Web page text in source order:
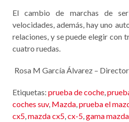
El cambio de marchas de
velocidades, además, hay uno
relaciones, y se puede elegir con
cuatro ruedas.
Rosa M García Álvarez –
Etiquetas: prueba de coche
coches suv, Mazda prueba el
cx5 mazda cx5 cx-5 gama mazda